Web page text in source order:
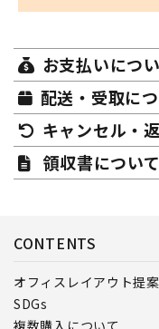
お支払いにつ
配送・受取に
キャンセル・
領収書について
CONTENTS
オフィスレイアウト提案
SDGs
複数購入について